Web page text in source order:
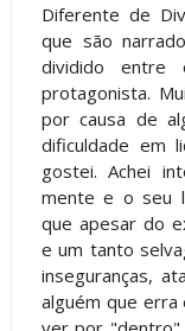
Diferente de
que são
dividido
protagonista.
por causa de
dificuldade em
gostei. Achei
mente e o seu
que apesar do
e um tanto
inseguranças,
alguém que